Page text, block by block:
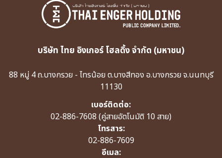
บริษัท ไทย อิงเกอร์ โฮลดิ้ง จำกัด (มหาชน)
88 หมู่ 4 ถ.บางกรวย - ไทรน้อย ต.บางสีทอง อ.บางกรวย จ.นนทบุรี
11130
เบอร์ติดต่อ:
02-886-7608 (คู่สายอัตโนมัติ 10 สาย)
โทรสาร:
02-886-7609
อีเมล: